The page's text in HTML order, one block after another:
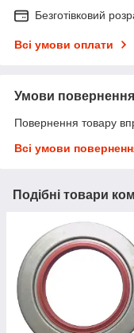
Безготівковий
Всі умови оплати
Умови повернення
Повернення товару
Всі умови
Подібні товари